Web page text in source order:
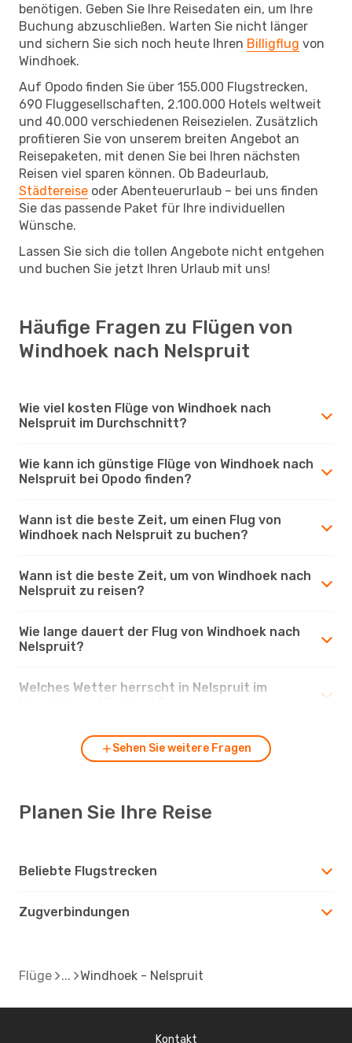
benötigen. Geben Sie Ihre Reisedaten ein, um Ihre
Buchung abzuschließen. Warten Sie nicht länger
und sichern Sie sich noch heute Ihren Billigflug von
Windhoek.
Auf Opodo finden Sie über 155.000 Flugstrecken,
690 Fluggesellschaften, 2.100.000 Hotels weltweit
und 40.000 verschiedenen Reisezielen. Zusätzlich
profitieren Sie von unserem breiten Angebot an
Reisepaketen, mit denen Sie bei Ihren nächsten
Reisen viel sparen können. Ob Badeurlaub,
Städtereise oder Abenteuerurlaub – bei uns finden
Sie das passende Paket für Ihre individuellen
Wünsche.
Lassen Sie sich die tollen Angebote nicht entgehen
und buchen Sie jetzt Ihren Urlaub mit uns!
Häufige Fragen zu Flügen von
Windhoek nach Nelspruit
Wie viel kosten Flüge von Windhoek nach
Nelspruit im Durchschnitt?
Wie kann ich günstige Flüge von Windhoek nach
Nelspruit bei Opodo finden?
Wann ist die beste Zeit, um einen Flug von
Windhoek nach Nelspruit zu buchen?
Wann ist die beste Zeit, um von Windhoek nach
Nelspruit zu reisen?
Wie lange dauert der Flug von Windhoek nach
Nelspruit?
Welches Wetter herrscht in Nelspruit im
Sehen Sie weitere Fragen
Planen Sie Ihre Reise
Beliebte Flugstrecken
Zugverbindungen
Flüge Windhoek - Nelspruit
Kontakt